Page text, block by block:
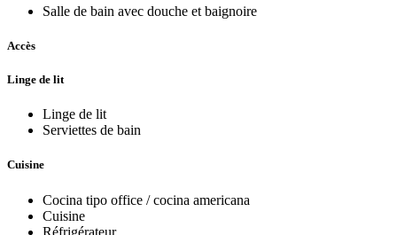
Salle de bain avec douche et baignoire
Accès
Linge de lit
Linge de lit
Serviettes de bain
Cuisine
Cocina tipo office / cocina americana
Cuisine
Réfrigérateur